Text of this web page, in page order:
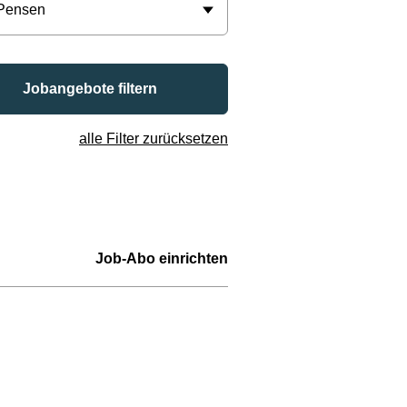
Jobangebote filtern
alle Filter zurücksetzen
Job-Abo einrichten